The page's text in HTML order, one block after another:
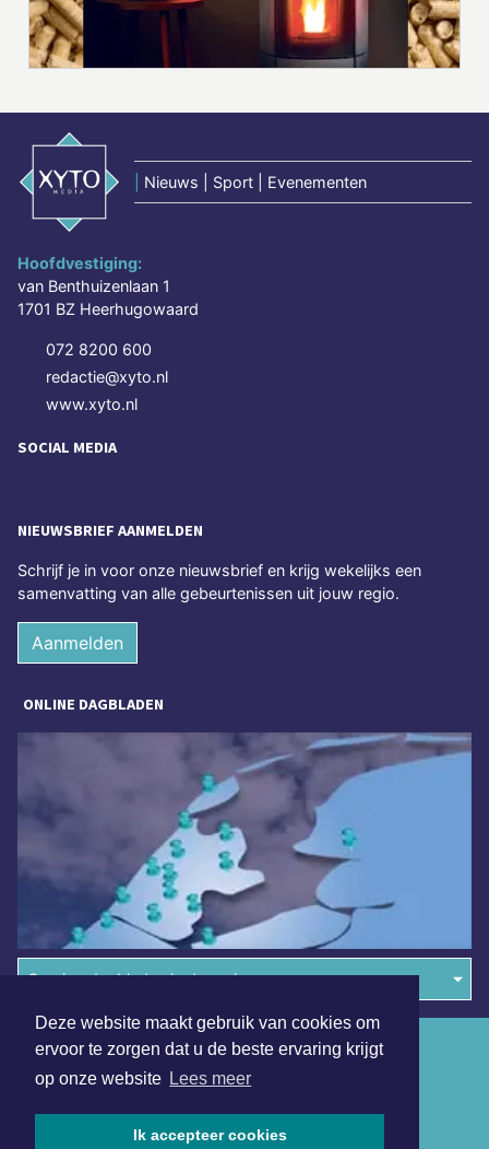
Deze website maakt gebruik van cookies om
ervoor te zorgen dat u de beste ervaring krijgt
op onze website Lees meer
Ik accepteer cookies
Nieuws | Sport | Evenementen
Hoofdvestiging:
van Benthuizenlaan 1
1701 BZ Heerhugowaard
072 8200 600
redactie@xyto.nl
www.xyto.nl
SOCIAL MEDIA
NIEUWSBRIEF AANMELDEN
Schrijf je in voor onze nieuwsbrief en krijg wekelijks een
samenvatting van alle gebeurtenissen uit jouw regio.
Aanmelden
ONLINE DAGBLADEN
Overige dagbladen in de regio
Algemene voorwaarden
Disclaimer